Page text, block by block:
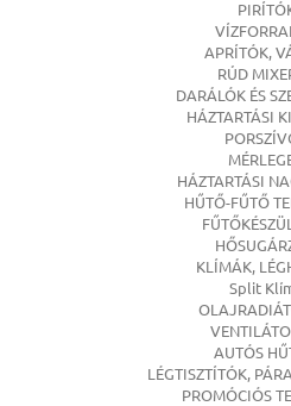
APRÍTÓK,
RÚD
DARÁLÓK ÉS
HÁZTARTÁSI
HÁZTARTÁSI
HŰTŐ-FŰTŐ
KLÍMÁK,
Split
AUTÓS
LÉGTISZTÍTÓK,
PROMÓCIÓS